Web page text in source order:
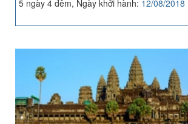
5 ngày 4 đêm, Ngày khởi hành: 12/08/2018